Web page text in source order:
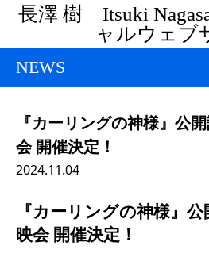
長澤 樹 Itsuki
ャルウェブ
NEWS
『カーリングの神様』公
会 開催決定！
2024.11.04
『カーリングの神様』
映会 開催決定！